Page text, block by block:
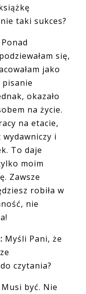
taki sukces?
Ponad
się,
jako
okazało
na życie.
na etacie,
i
To daje
moim
Zawsze
robiła w
nie
Myśli Pani,że
czytania?
Musi być. Nie